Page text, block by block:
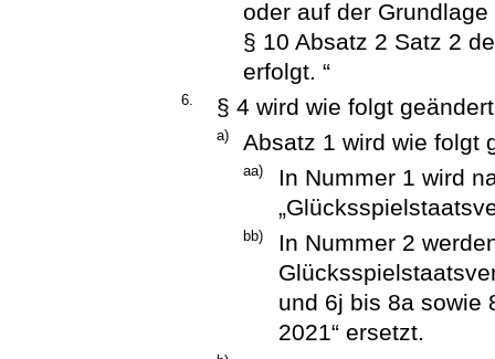
oder auf der
§ 10 Absatz 2 Satz 2
erfolgt. “
6. § 4 wird wie folgt
a) Absatz 1 wird wie folgt
aa)
In Nummer 1 wird
bb)
In Nummer 2
und 6j bis 8a sowie
2021“ ersetzt.